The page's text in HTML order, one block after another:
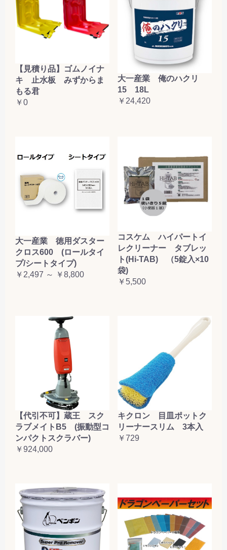
【見積り品】ゴムノイナ
キ 止水板 みずからま
もる君
￥0
大一産業 俺のハクリ
15 18L
￥24,420
大一産業 徳用ダスター
クロス600 (ロールタイ
プ/シートタイプ)
￥2,497 ～ ￥8,800
コスケム ハイパートイ
レクリーナー タブレッ
ト(Hi-TAB) （5錠入×10
袋)
￥5,500
【代引不可】蔵王 スク
ラブメイトB5 (振動型コ
ンパクトスクラバー)
￥924,000
キクロン 目皿ポットク
リーナースリム 3本入
￥729